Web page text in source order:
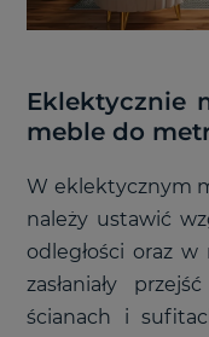
Eklektycznie
meble do
W eklektycznym
należy ustawić
odległości oraz
zasłaniały
ścianach i